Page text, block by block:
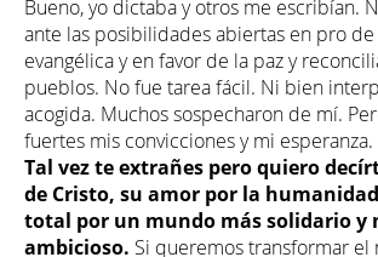
Bueno, yo dictaba y otros me escribían.
ante las posibilidades abiertas en pro de
evangélica y en favor de la paz y
pueblos. No fue tarea fácil. Ni bien
acogida. Muchos sospecharon de mí.
fuertes mis convicciones y mi esperanza.
Tal vez te extrañes pero quiero
de Cristo, su amor por la
total por un mundo más solidario y
ambicioso. Si queremos transformar el